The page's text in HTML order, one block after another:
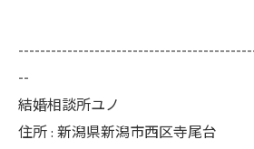
--
結婚相談所ユノ
住所 : 新潟県新潟市西区寺尾台